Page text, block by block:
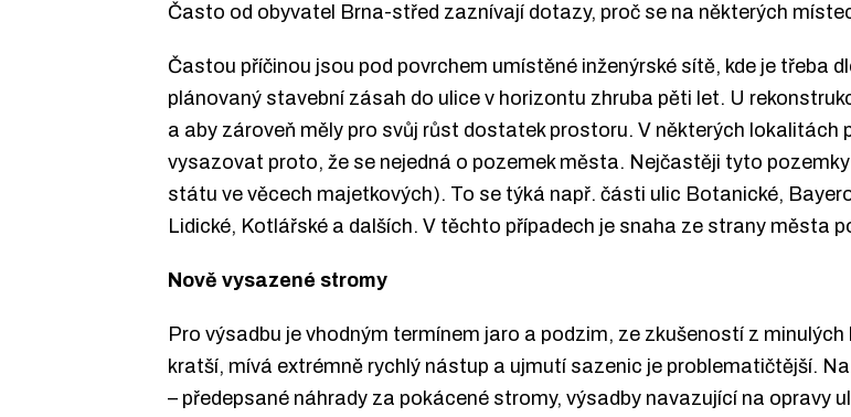
Často od obyvatel Brna-střed zaznívají dotazy, proč se na některých
Častou příčinou jsou pod povrchem umístěné inženýrské sítě, kde je třeba
plánovaný stavební zásah do ulice v horizontu zhruba pěti let. U
a aby zároveň měly pro svůj růst dostatek prostoru. V některých lokalitách
vysazovat proto, že se nejedná o pozemek města. Nejčastěji tyto
státu ve věcech majetkových). To se týká např. části ulic Botanické,
Lidické, Kotlářské a dalších. V těchto případech je snaha ze strany města
Nově vysazené stromy
Pro výsadbu je vhodným termínem jaro a podzim, ze zkušeností z
kratší, mívá extrémně rychlý nástup a ujmutí sazenic je problematičtější.
– předepsané náhrady za pokácené stromy, výsadby navazující na opravy